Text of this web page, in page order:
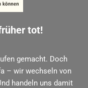
tot!
gemacht. Doch
– wir wechseln von
handeln uns damit